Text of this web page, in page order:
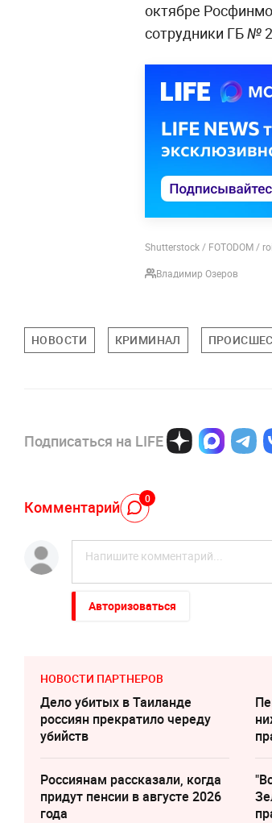
октябре
сотрудники ГБ №
Shutterstock / FOTODOM /
Владимир Озеров
НОВОСТИ КРИМИНАЛ
Подписаться на LIFE
Комментарий 0
Авторизоваться
НОВОСТИ ПАРТНЕРОВ
Дело убитых в Таиланде
россиян прекратило череду
убийств
Россиянам рассказали, когда
придут пенсии в августе 2026
года